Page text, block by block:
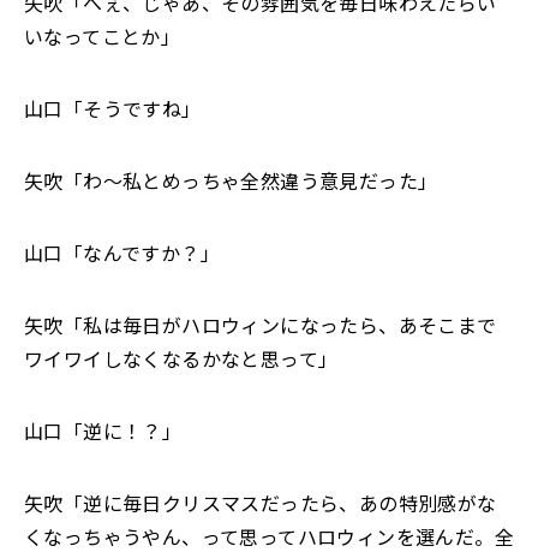
いなってことか」
山口「そうですね」
矢吹「わ～私とめっちゃ全然違う意見だった」
山口「なんですか？」
矢吹「私は毎日がハロウィンになったら、あそこまで
ワイワイしなくなるかなと思って」
山口「逆に！？」
矢吹「逆に毎日クリスマスだったら、あの特別感がな
くなっちゃうやん、って思ってハロウィンを選んだ。全